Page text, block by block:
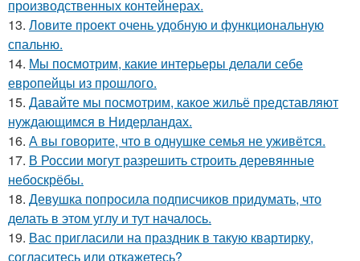
производственных контейнерах.
13. Ловите проект очень удобную и функциональную
спальню.
14. Мы посмотрим, какие интерьеры делали себе
европейцы из прошлого.
15. Давайте мы посмотрим, какое жильё представляют
нуждающимся в Нидерландах.
16. А вы говорите, что в однушке семья не уживётся.
17. В России могут разрешить строить деревянные
небоскрёбы.
18. Девушка попросила подписчиков придумать, что
делать в этом углу и тут началось.
19. Вас пригласили на праздник в такую квартирку,
согласитесь или откажетесь?